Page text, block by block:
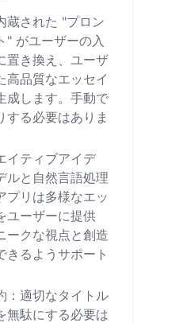
蔵された "プロン
" がユーザーの入
置き換え、ユーザ
高品質なエッセイ
成します。手動で
する必要はありま
イティブアイデ
ルと自然言語処理
プリは多様なエッ
ユーザーに提供
ークな視点と創造
きるようサポート
：適切なタイトル
無駄にする必要は